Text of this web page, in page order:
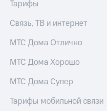
акционера
Акционерный
капитал
и
аудит
Рынок
акций
Описание
Тарифы
Связь, ТВ и интернет
МТС Дома Отлично
МТС Дома Хорошо
МТС Дома Супер
Тарифы мобильной связи